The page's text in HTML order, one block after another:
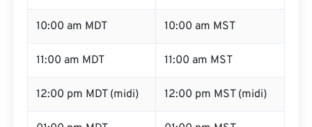
10:00 am MDT 10:00 am MST
11:00 am MDT 11:00 am MST
12:00 pm MDT (midi) 12:00 pm MST (midi)